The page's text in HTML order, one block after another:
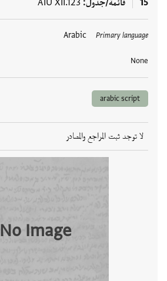
15 قائمة/جدول AIU XII.123
Primary language
Arabic
None
العلامات
arabic script
لا توجد ثبت المراجع والمصادر
No Image